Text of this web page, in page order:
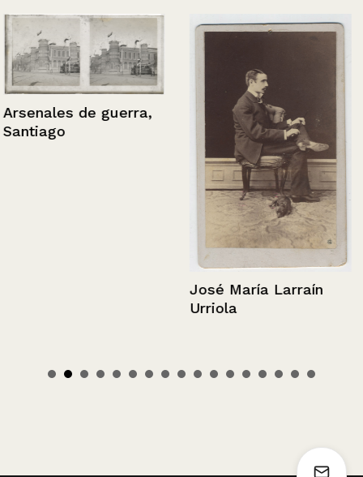
Arsenales de guerra,
Santiago
José María Larraín
Urriola